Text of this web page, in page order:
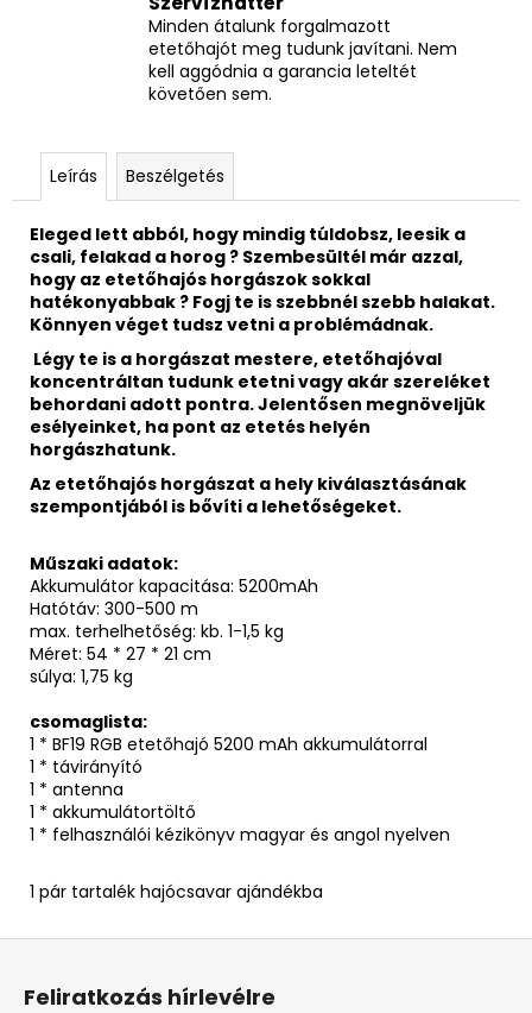
Minden átalunk forgalmazott
etetőhajót meg tudunk javítani. Nem
kell aggódnia a garancia leteltét
követően sem.
Leírás Beszélgetés
Eleged lett abból, hogy mindig túldobsz, leesik a
csali, felakad a horog ? Szembesültél már azzal,
hogy az etetőhajós horgászok sokkal
hatékonyabbak ? Fogj te is szebbnél szebb halakat.
Könnyen véget tudsz vetni a problémádnak.
Légy te is a horgászat mestere, etetőhajóval
koncentráltan tudunk etetni vagy akár szereléket
behordani adott pontra. Jelentősen megnöveljük
esélyeinket, ha pont az etetés helyén
horgászhatunk.
Az etetőhajós horgászat a hely kiválasztásának
szempontjából is bővíti a lehetőségeket.
Műszaki adatok:
Akkumulátor kapacitása: 5200mAh
Hatótáv: 300-500 m
max. terhelhetőség: kb. 1-1,5 kg
Méret: 54 * 27 * 21 cm
súlya: 1,75 kg
csomaglista:
1 * BF19 RGB etetőhajó 5200 mAh akkumulátorral
1 * távirányító
1 * antenna
1 * akkumulátortöltő
1 * felhasználói kézikönyv magyar és angol nyelven
1 pár tartalék hajócsavar ajándékba
L
Feliratkozás hírlevélre